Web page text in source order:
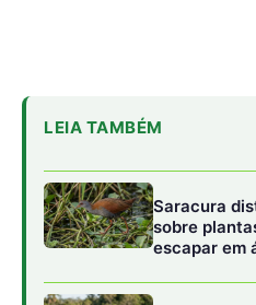
LEIA TAMBÉM
Saracura
sobre
escapar em